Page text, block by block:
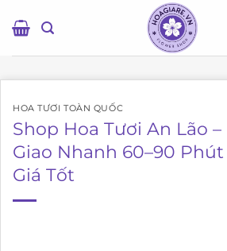
qua
HOA TƯƠI TOÀN QUỐC
Shop Hoa Tươi An Lão
Giao Nhanh 60–90
Giá Tốt